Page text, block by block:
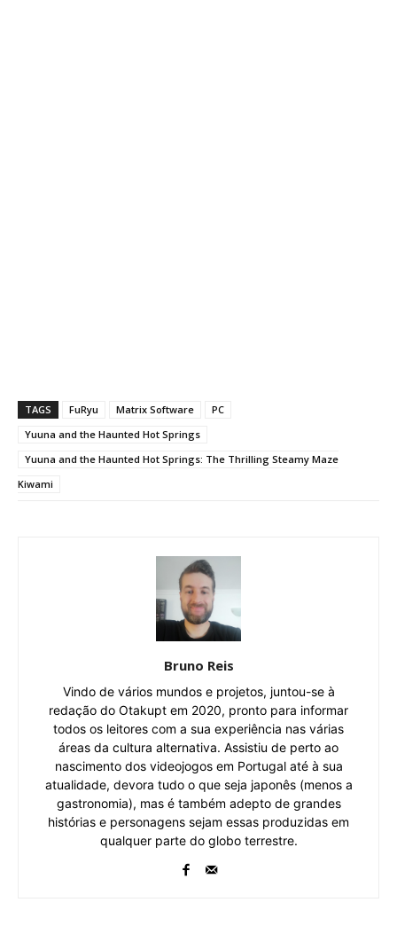
TAGS FuRyu Matrix Software
PC
Yuuna and the Haunted Hot Springs
Yuuna and the Haunted Hot Springs: The Thrilling Steamy Maze
Kiwami
Bruno Reis
Vindo de vários mundos e projetos, juntou-se à
redação do Otakupt em 2020, pronto para informar
todos os leitores com a sua experiência nas várias
áreas da cultura alternativa. Assistiu de perto ao
nascimento dos videojogos em Portugal até à sua
atualidade, devora tudo o que seja japonês (menos a
gastronomia), mas é também adepto de grandes
histórias e personagens sejam essas produzidas em
qualquer parte do globo terrestre.